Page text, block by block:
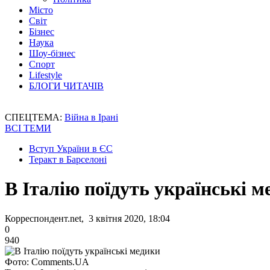
Місто
Світ
Бізнес
Наука
Шоу-бізнес
Спорт
Lifestyle
БЛОГИ ЧИТАЧІВ
СПЕЦТЕМА: Війна в Ірані
ВСІ ТЕМИ
Вступ України в ЄС
Теракт в Барселоні
В Італію поїдуть українські
Корреспондент.net, 3 квітня 2020, 18:04
0
940
Фото: Comments.UA